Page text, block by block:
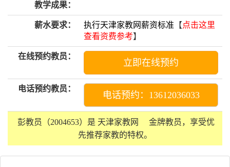
教学成果：
薪水要求： 执行天津家教网薪资标准 【点击这里
查看资费参考】
在线预约教员：
立即在线预约
电话预约教员：
电话预约：13612036033
彭教员（2004653）是 天津家教网 金牌教员 ，享受优
先推荐家教的特权。